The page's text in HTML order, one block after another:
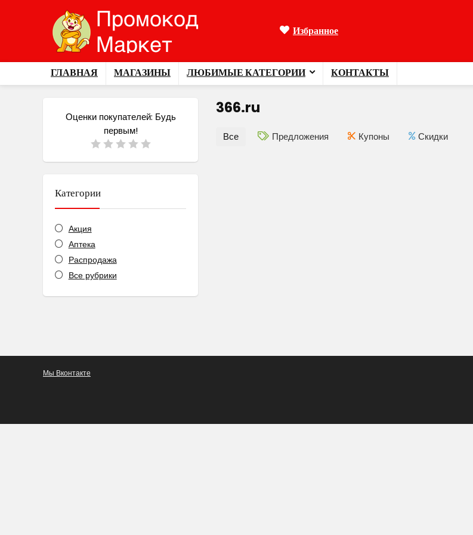
Избранное
ГЛАВНАЯ МАГАЗИНЫ ЛЮБИМЫЕ КАТЕГОРИИ КОНТАКТЫ
366.ru
Оценки покупателей: Будь
первым!
Категории
Акция
Аптека
Распродажа
Все рубрики
Все Предложения Купоны Скидки
Мы Вконтакте